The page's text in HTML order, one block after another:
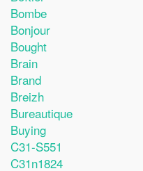
Bombe
Bonjour
Bought
Brain
Brand
Breizh
Bureautique
Buying
C31-S551
C31n1824